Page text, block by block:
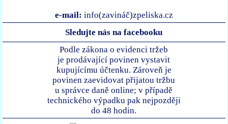
e-mail: info(zavináč)zpeliska.cz
Sledujte nás na facebooku
Podle zákona o evidenci tržeb
je prodávající povinen vystavit
kupujícímu účtenku. Zároveň je
povinen zaevidovat přijatou tržbu
u správce daně online; v případě
technického výpadku pak nejpozději
do 48 hodin.